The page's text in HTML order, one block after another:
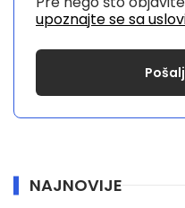
upoznajte se sa
NAJNOVIJE